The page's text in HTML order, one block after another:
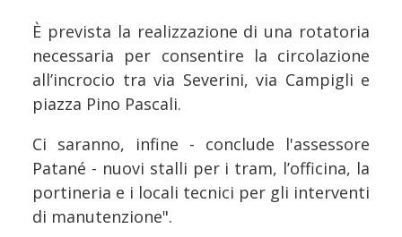
È prevista la realizzazione di una rotatoria
necessaria per consentire la circolazione
all’incrocio tra via Severini, via Campigli e
piazza Pino Pascali.
Ci saranno, infine - conclude l'assessore
Patané - nuovi stalli per i tram, l’officina, la
portineria e i locali tecnici per gli interventi
di manutenzione".